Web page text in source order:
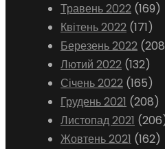
Травень 2022 (169)
Квітень 2022 (171)
Березень 2022
Лютий 2022 (132)
Січень 2022 (165)
Грудень 2021 (208)
Листопад 2021
Жовтень 2021 (162)